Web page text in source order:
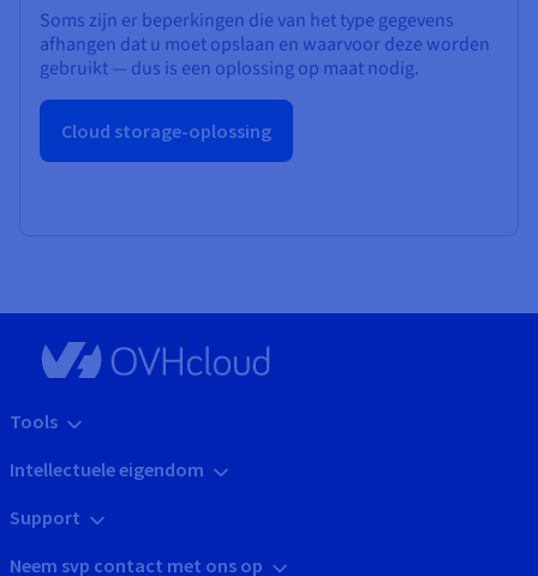
Soms zijn er beperkingen die van het type gegevens
afhangen dat u moet opslaan en waarvoor deze worden
gebruikt — dus is een oplossing op maat nodig.
Cloud storage-oplossing
Tools
Intellectuele eigendom
Support
Neem svp contact met ons op